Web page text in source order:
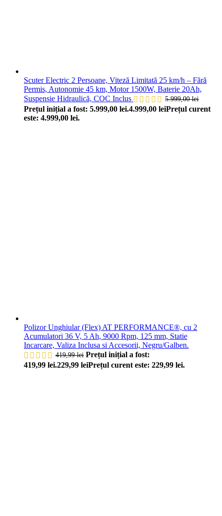
Scuter Electric 2 Persoane, Viteză Limitată 25 km/h – Fără
Permis, Autonomie 45 km, Motor 1500W, Baterie 20Ah,
Suspensie Hidraulică, COC Inclus
5.999,00lei
Prețul inițial a fost: 5.999,00 lei.4.999,00 leiPrețul curent
este: 4.999,00 lei.
Polizor Unghiular (Flex) AT PERFORMANCE®, cu 2
Acumulatori 36 V, 5 Ah, 9000 Rpm, 125 mm, Statie
Incarcare, Valiza Inclusa si Accesorii, Negru/Galben.
419,99lei Prețul inițial a fost:
419,99 lei.229,99 leiPrețul curent este: 229,99 lei.